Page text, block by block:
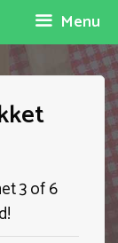
Menu
3 of 6